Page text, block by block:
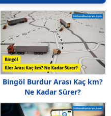
Bingöl Burdur Arası Kaç km?
Ne Kadar Sürer?